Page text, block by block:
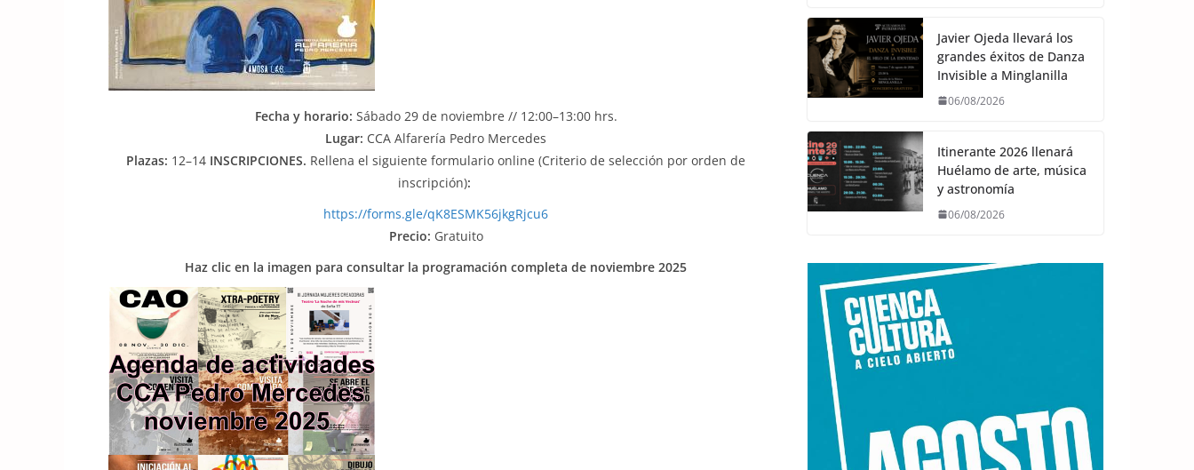
Fecha y horario: Sábado 29 de noviembre // 12:00–13:00 hrs.
Lugar: CCA Alfarería Pedro Mercedes
Plazas: 12–14 INSCRIPCIONES. Rellena el siguiente formulario online (Criterio de selección por orden de
inscripción):
https://forms.gle/qK8ESMK56jkgRjcu6
Precio: Gratuito
Haz clic en la imagen para consultar la programación completa de noviembre 2025
Javier Ojeda llevará los
grandes éxitos de Danza
Invisible a Minglanilla
06/08/2026
Itinerante 2026 llenará
Huélamo de arte, música
y astronomía
06/08/2026